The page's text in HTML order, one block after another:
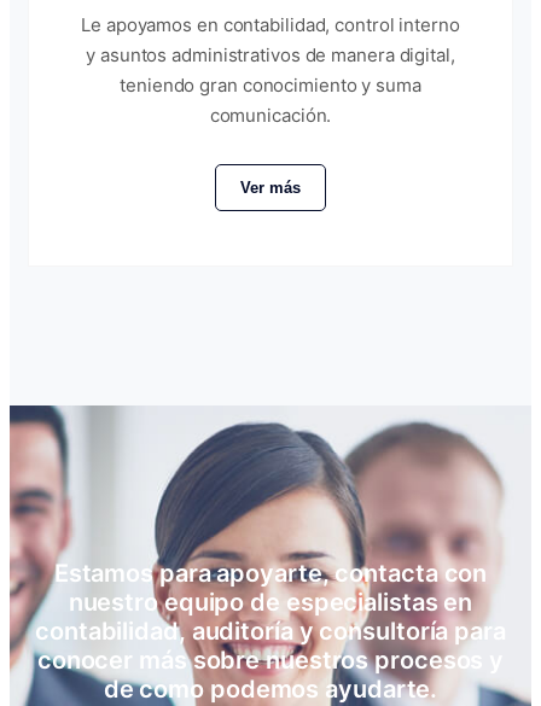
Le apoyamos en contabilidad, control interno
y asuntos administrativos de manera digital,
teniendo gran conocimiento y suma
comunicación.
Ver más
Estamos para apoyarte, contacta con
nuestro equipo de especialistas en
contabilidad, auditoría y consultoría para
conocer más sobre nuestros procesos y
de como podemos ayudarte.